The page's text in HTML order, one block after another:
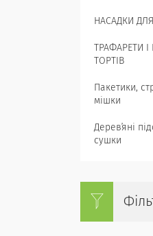
НАСАДКИ
ТРАФАРЕТИ
ТОРТІВ
Пакетики,
мішки
Деревʼяні
сушки